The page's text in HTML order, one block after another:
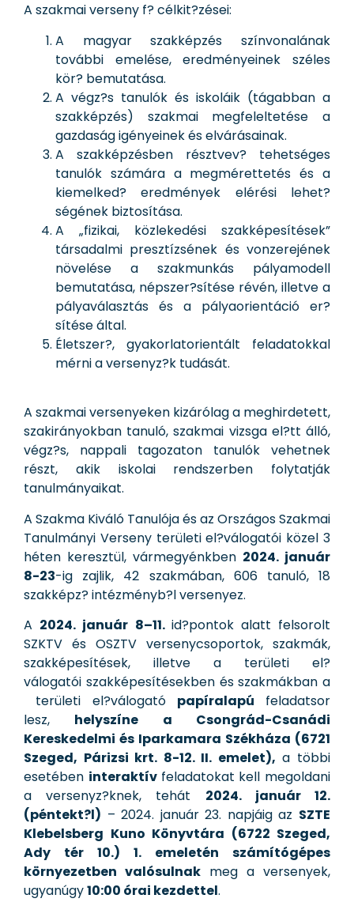
A szakmai verseny f? célkit?zései:
A magyar szakképzés színvonalának
további emelése, eredményeinek széles
kör? bemutatása.
A végz?s tanulók és iskoláik (tágabban a
szakképzés) szakmai megfeleltetése a
gazdaság igényeinek és elvárásainak.
A szakképzésben résztvev? tehetséges
tanulók számára a megmérettetés és a
kiemelked? eredmények elérési lehet?
ségének biztosítása.
A „fizikai, közlekedési szakképesítések”
társadalmi presztízsének és vonzerejének
növelése a szakmunkás pályamodell
bemutatása, népszer?sítése révén, illetve a
pályaválasztás és a pályaorientáció er?
sítése által.
Életszer?, gyakorlatorientált feladatokkal
mérni a versenyz?k tudását.
A szakmai versenyeken kizárólag a meghirdetett,
szakirányokban tanuló, szakmai vizsga el?tt álló,
végz?s, nappali tagozaton tanulók vehetnek
részt, akik iskolai rendszerben folytatják
tanulmányaikat.
A Szakma Kiváló Tanulója és az Országos Szakmai
Tanulmányi Verseny területi el?válogatói közel 3
héten keresztül, vármegyénkben 2024. január
8-23-ig zajlik, 42 szakmában, 606 tanuló, 18
szakképz? intézményb?l versenyez.
A 2024. január 8–11. id?pontok alatt felsorolt
SZKTV és OSZTV versenycsoportok, szakmák,
szakképesítések, illetve a területi el?
válogatói szakképesítésekben és szakmákban a
területi el?válogató papíralapú feladatsor
lesz, helyszíne a Csongrád-Csanádi
Kereskedelmi és Iparkamara Székháza (6721
Szeged, Párizsi krt. 8-12. II. emelet), a többi
esetében interaktív feladatokat kell megoldani
a versenyz?knek, tehát 2024. január 12.
(péntekt?l) – 2024. január 23. napjáig az SZTE
Klebelsberg Kuno Könyvtára (6722 Szeged,
Ady tér 10.) 1. emeletén számítógépes
környezetben valósulnak meg a versenyek,
ugyanúgy10:00 órai kezdettel.